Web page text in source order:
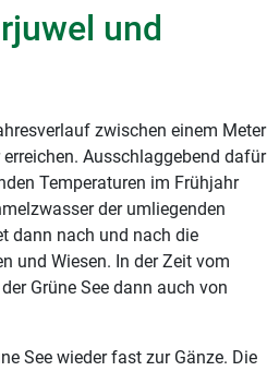
und
zwischen einem Meter
Ausschlaggebend dafür
Temperaturen im Frühjahr
der umliegenden
dann nach und nach die
und Wiesen. In der Zeit vom
Grüne See dann auch von
See wieder fast zur Gänze. Die